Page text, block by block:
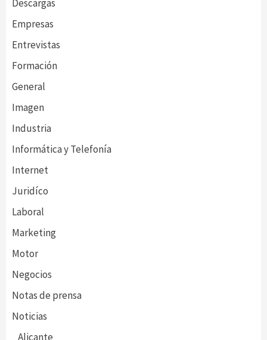
Descargas
Empresas
Entrevistas
Formación
General
Imagen
Industria
Informática y Telefonía
Internet
Juridíco
Laboral
Marketing
Motor
Negocios
Notas de prensa
Noticias
Alicante